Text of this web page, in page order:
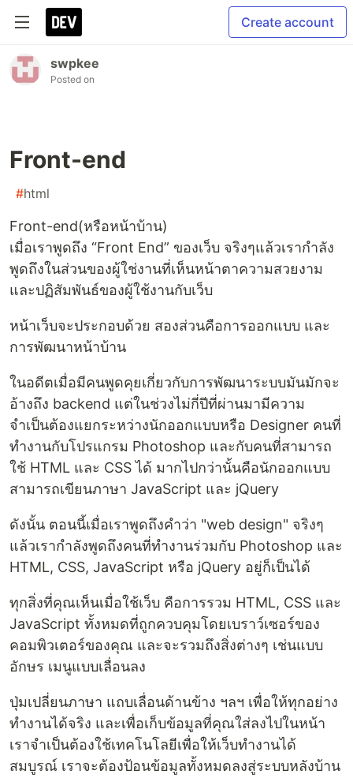
Create account
swpkee
Posted on
Front-end
#html
Front-end(หรือหน้าบ้าน)
เมื่อเราพูดถึง “Front End” ของเว็บ จริงๆแล้วเรากำลัง
พูดถึงในส่วนของผู้ใช่งานที่เห็นหน้าตาความสวยงาม
และปฏิสัมพันธ์ของผู้ใช้งานกับเว็บ
หน้าเว็บจะประกอบด้วย สองส่วนคือการออกแบบ และ
การพัฒนาหน้าบ้าน
ในอดีตเมื่อมีคนพูดคุยเกี่ยวกับการพัฒนาระบบมันมักจะ
อ้างถึง backend แต่ในช่วงไม่กี่ปีที่ผ่านมามีความ
จำเป็นต้องแยกระหว่างนักออกแบบหรือ Designer คนที่
ทำงานกับโปรแกรม Photoshop และกับคนที่สามารถ
ใช้ HTML และ CSS ได้ มากไปกว่านั้นคือนักออกแบบ
สามารถเขียนภาษา JavaScript และ jQuery
ดังนั้น ตอนนี้เมื่อเราพูดถึงคำว่า "web design" จริงๆ
แล้วเรากำลังพูดถึงคนที่ทำงานร่วมกับ Photoshop และ
HTML, CSS, JavaScript หรือ jQuery อยู่ก็เป็นได้
ทุกสิ่งที่คุณเห็นเมื่อใช้เว็บ คือการรวม HTML, CSS และ
JavaScript ทั้งหมดที่ถูกควบคุมโดยเบราว์เซอร์ของ
คอมพิวเตอร์ของคุณ และจะรวมถึงสิ่งต่างๆ เช่นแบบ
อักษร เมนูแบบเลื่อนลง
ปุ่มเปลี่ยนภาษา แถบเลื่อนด้านข้าง ฯลฯ เพื่อให้ทุกอย่าง
ทำงานได้จริง และเพื่อเก็บข้อมูลที่คุณใส่ลงไปในหน้า
เราจำเป็นต้องใช้เทคโนโลยีเพื่อให้เว็บทำงานได้
สมบูรณ์ เราจะต้องป้อนข้อมูลทั้งหมดลงสู่ระบบหลังบ้าน